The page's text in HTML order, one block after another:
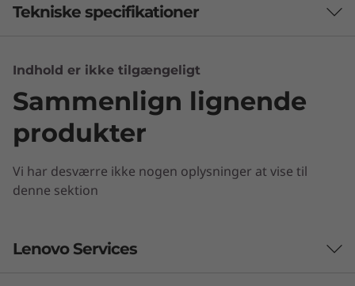
Kraftfuld ydeevne
Tekniske specifikationer
Brand
thinkpad
Indhold er ikke tilgængeligt
Sammenlign lignende
produkter
Vi har desværre ikke nogen oplysninger at vise til
denne sektion
Lenovo Services